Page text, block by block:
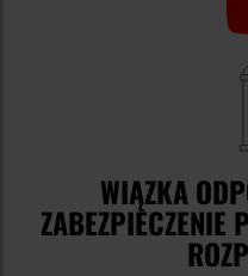
WIĄZKA
ZABEZPIECZENIE